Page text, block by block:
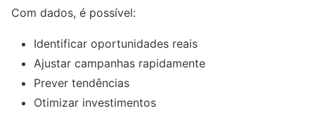
Com dados, é possível:
Identificar oportunidades reais
Ajustar campanhas rapidamente
Prever tendências
Otimizar investimentos